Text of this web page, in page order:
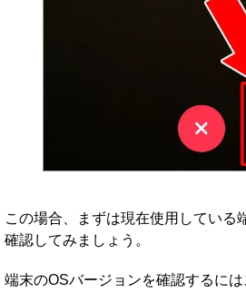
この場合、まずは現在使用している
確認してみましょう。
端末のOSバージョンを確認するに